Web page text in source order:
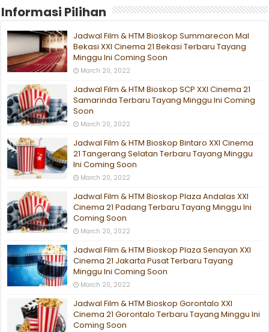
Informasi Pilihan
Jadwal Film & HTM Bioskop Summarecon Mal
Bekasi XXI Cinema 21 Bekasi Terbaru Tayang
Minggu Ini Coming Soon
March 20, 2022
Jadwal Film & HTM Bioskop SCP XXI Cinema 21
Samarinda Terbaru Tayang Minggu Ini Coming
Soon
March 20, 2022
Jadwal Film & HTM Bioskop Bintaro XXI Cinema
21 Tangerang Selatan Terbaru Tayang Minggu
Ini Coming Soon
March 20, 2022
Jadwal Film & HTM Bioskop Plaza Andalas XXI
Cinema 21 Padang Terbaru Tayang Minggu Ini
Coming Soon
March 20, 2022
Jadwal Film & HTM Bioskop Plaza Senayan XXI
Cinema 21 Jakarta Pusat Terbaru Tayang
Minggu Ini Coming Soon
March 20, 2022
Jadwal Film & HTM Bioskop Gorontalo XXI
Cinema 21 Gorontalo Terbaru Tayang Minggu Ini
Coming Soon